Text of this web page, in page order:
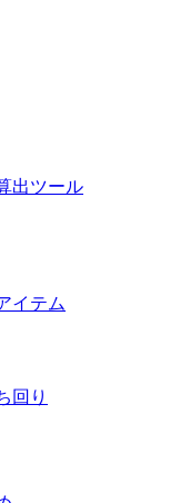
出ツール
イテム
回り